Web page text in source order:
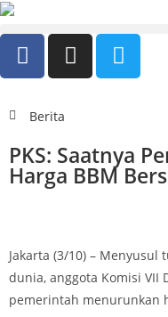
Berita
PKS: Saatnya
Harga BBM
Jakarta (3/10) –
dunia, anggota Komisi VII
pemerintah menurunkan